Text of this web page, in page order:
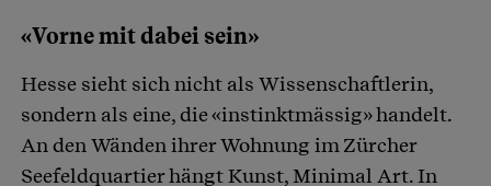
«Vorne mit dabei sein»
Hesse sieht sich nicht als Wissenschaftlerin,
sondern als eine, die «instinktmässig» handelt.
An den Wänden ihrer Wohnung im Zürcher
Seefeldquartier hängt Kunst, Minimal Art. In